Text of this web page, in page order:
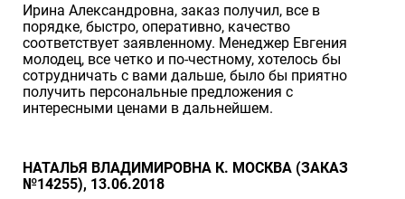
Ирина Александровна, заказ получил, все в
порядке, быстро, оперативно, качество
соответствует заявленному. Менеджер Евгения
молодец, все четко и по-честному, хотелось бы
сотрудничать с вами дальше, было бы приятно
получить персональные предложения с
интересными ценами в дальнейшем.
НАТАЛЬЯ ВЛАДИМИРОВНА К. МОСКВА (ЗАКАЗ
№14255), 13.06.2018